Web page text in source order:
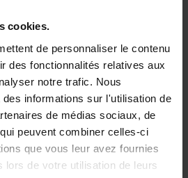
cookies.
de personnaliser le contenu
des fonctionnalités relatives aux
notre trafic. Nous
des informations sur l'utilisation de
de médias sociaux, de
peuvent combiner celles-ci
que vous leur avez fournies
lors de votre utilisation de leurs
Bonds = Building
Roef Jozefien De Feyter
Carolien Boom
souple
2025 200
29,99